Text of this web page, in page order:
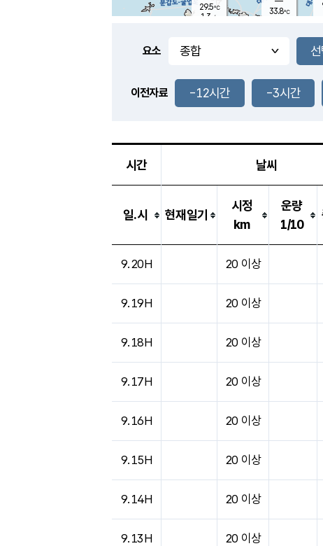
풍도
2.9m/s
33.8℃
-
29.5℃
1.3 m/s
요소
이전자료 -12시간 -3시간
시간 날씨
일.시 현재일기
시정
km
운량
1/10
9.20H 20 이상
9.19H 20 이상
9.18H 20 이상
9.17H 20 이상
9.16H 20 이상
9.15H 20 이상
9.14H 20 이상
9.13H 20 이상